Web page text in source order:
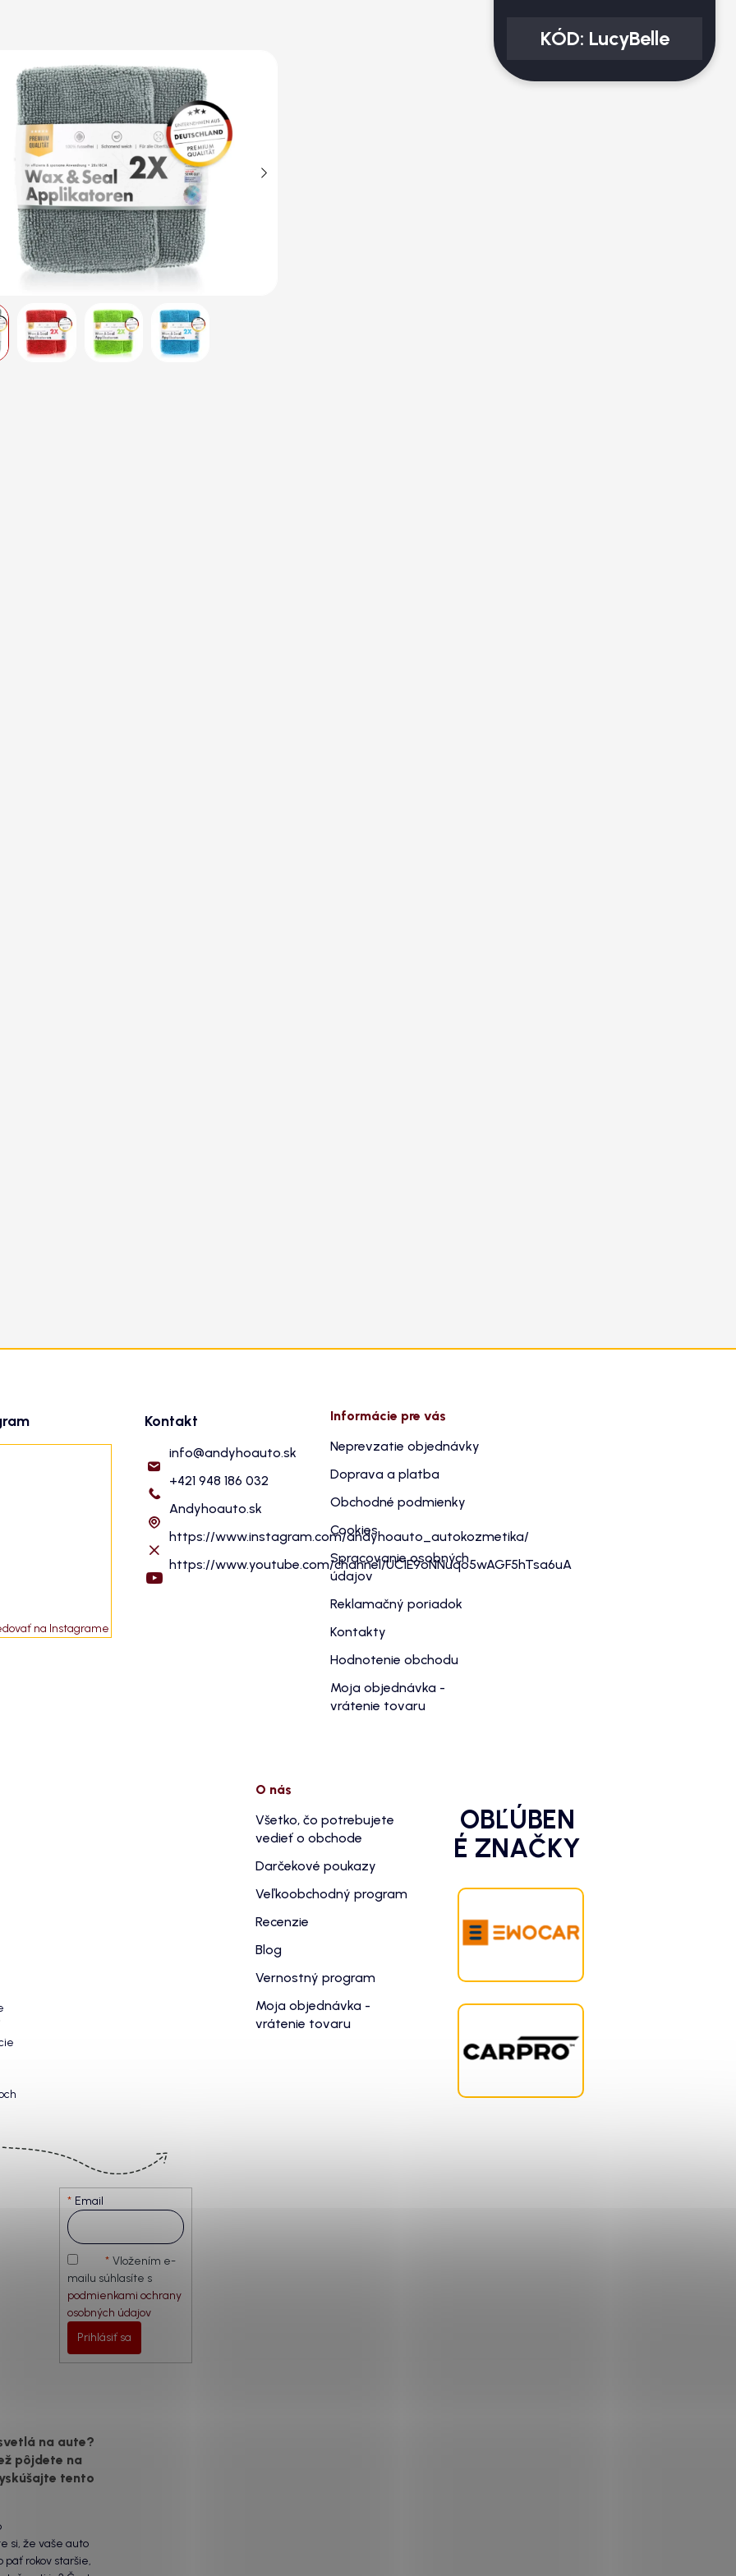
na Instagrame
Kontakt
info@andyhoauto.sk
+421 948 186 032
Andyhoauto.sk
https://www.instagram.com/andyhoauto_autokozmetika/
https://www.youtube.com/channel/UC1E9oNNuqo5wAGF5hTsa6uA
Informácie pre vás
Neprevzatie objednávky
Doprava a platba
Obchodné podmienky
Cookies
Spracovanie osobných
údajov
Reklamačný poriadok
Kontakty
Hodnotenie obchodu
Moja objednávka -
vrátenie tovaru
Email
Vložením e-
mailu súhlasíte s
podmienkami ochrany
osobných údajov
Prihlásiť sa
O nás
Všetko, čo potrebujete
vedieť o obchode
Darčekové poukazy
Veľkoobchodný program
Recenzie
Blog
Vernostný program
Moja objednávka -
vrátenie tovaru
OBĽÚBEN
É ZNAČKY
na aute?
pôjdete na
tento
si, že vaše auto
päť rokov staršie,
KÓD: LucyBelle